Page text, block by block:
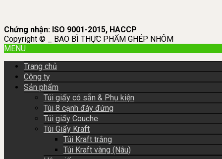
Chứng nhận: ISO 9001-2015, HACCP
Copyright © _ BAO BÌ THỰC PHẨM GHÉP NHÔM
MENU
Trang chủ
Công ty
Sản phẩm
Túi giấy có sẵn & Phụ kiện
Túi 8 cạnh đáy đứng
Túi giấy Couche
Túi Giấy Kraft
Túi Kraft trắng
Túi Kraft vàng (Nâu)